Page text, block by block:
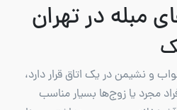
مبله در تهران
و نشیمن در یک اتاق قرار دارد،
مجرد یا زوج‌ها بسیار مناسب